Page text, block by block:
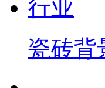
瓷砖背